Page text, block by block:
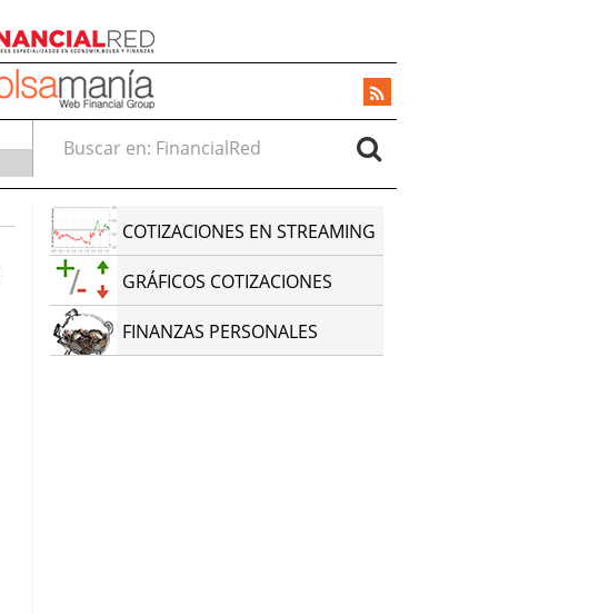
Buscar en:
COTIZACIONES EN STREAMING
GRÁFICOS COTIZACIONES
FINANZAS PERSONALES